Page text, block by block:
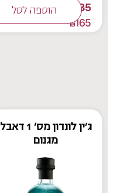
185
₪165
הוספה לסל
ג'ין לונדון מס' 1 דאבל
מגנום